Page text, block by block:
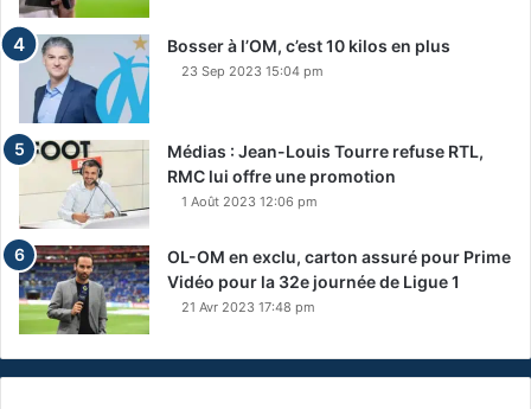
Bosser à l’OM, c’est 10 kilos en plus
23 Sep 2023 15:04 pm
Médias : Jean-Louis Tourre refuse RTL,
RMC lui offre une promotion
1 Août 2023 12:06 pm
OL-OM en exclu, carton assuré pour Prime
Vidéo pour la 32e journée de Ligue 1
21 Avr 2023 17:48 pm